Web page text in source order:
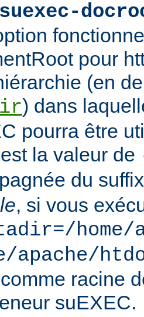
pour
(en
) dans
pourra être
la valeur de
du
, si vous
home/
apache/
racine
suEXEC.